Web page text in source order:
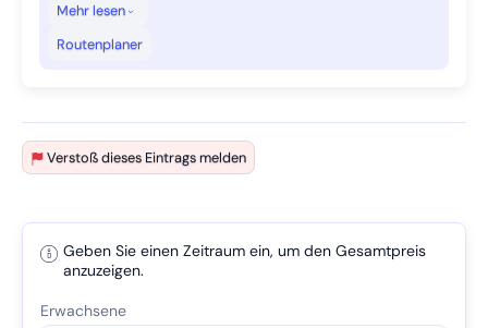
Mehr lesen
Routenplaner
Verstoß dieses Eintrags melden
Geben Sie einen Zeitraum ein, um den Gesamtpreis
anzuzeigen.